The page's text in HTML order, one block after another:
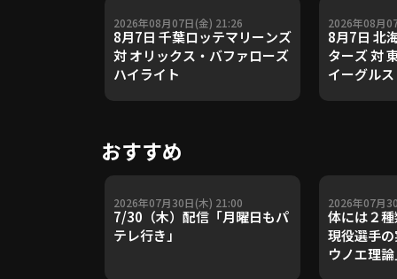
2026年08月07日(金) 21:26
8月7日 千葉ロッテマリーンズ
対 オリックス・バファローズ
ハイライト
2026年08月
8月7日 北
ターズ 対
イーグル
おすすめ
2026年07月30日(木) 21:00
7/30（木）配信「月曜日もパ
テレ行き」
2026年07月
体には２
現役選手
ウノエ理